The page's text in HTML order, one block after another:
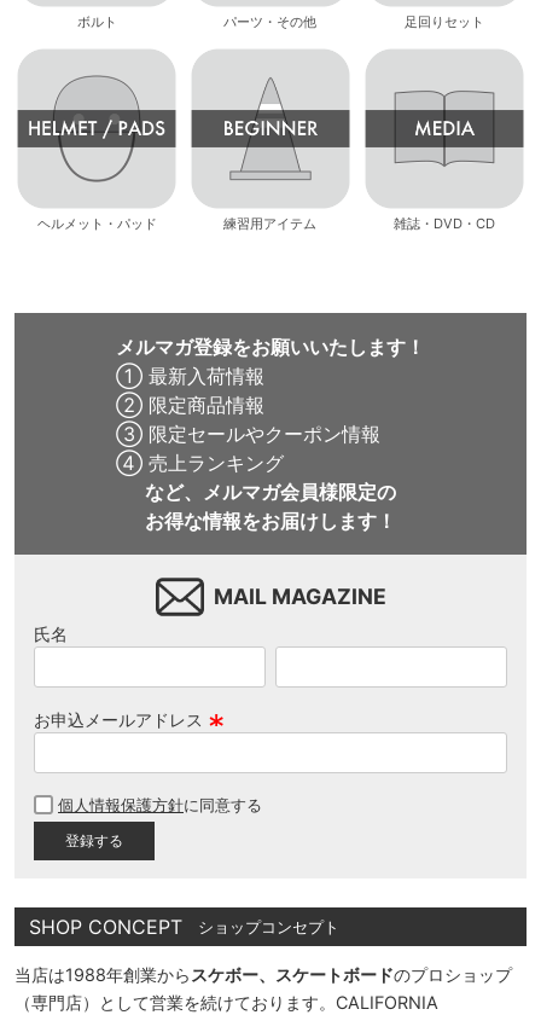
ボルト パーツ・その他 足回りセット
ヘルメット・パッド 練習用アイテム 雑誌・DVD・CD
メルマガ登録をお願いいたします！
① 最新入荷情報
② 限定商品情報
③ 限定セールやクーポン情報
④ 売上ランキング
など、メルマガ会員様限定の
お得な情報をお届けします！
MAIL MAGAZINE
氏名
お申込メールアドレス
須
個人情報保護方針に同意する
SHOP CONCEPT ショップコンセプト
当店は1988年創業から スケボー、スケートボードのプロショップ
（専門店）として営業を続けております。CALIFORNIA